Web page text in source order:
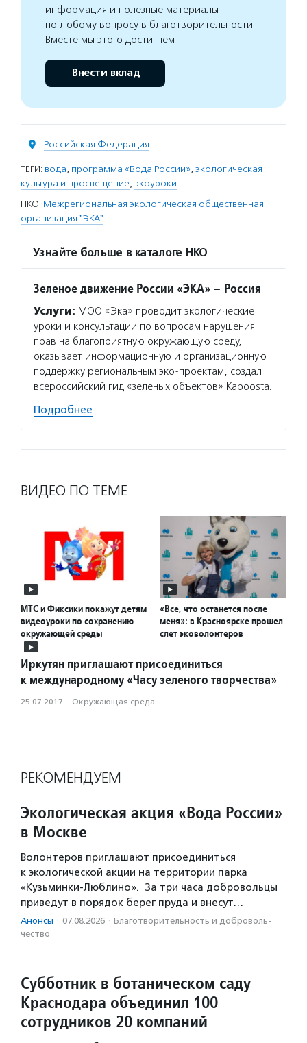
информация и полезные материалы
по любому вопросу в благотворительности.
Вместе мы этого достигнем
Внести вклад
Российская Федерация
ТЕГИ: вода, программа «Вода России», экологическая
культура и просвещение, экоуроки
НКО: Межрегиональная экологическая общественная
организация "ЭКА"
Узнайте больше в каталоге НКО
Зеленое движение России «ЭКА» – Россия
Услуги: МОО «Эка» проводит экологические
уроки и консультации по вопросам нарушения
прав на благоприятную окружающую среду,
оказывает информационную и организационную
поддержку региональным эко-проектам, создал
всероссийский гид «зеленых объектов» Kapoosta.
Подробнее
ВИДЕО ПО ТЕМЕ
МТС и Фиксики покажут детям
видеоуроки по сохранению
окружающей среды
«Все, что останется после
меня»: в Красноярске прошел
слет эковолонтеров
Иркутян приглашают присоединиться
к международному «Часу зеленого творчества»
25.07.2017 · Окружающая среда
РЕКОМЕНДУЕМ
Экологическая акция «Вода России»
в Москве
Волонтеров приглашают присоединиться
к экологической акции на территории парка
«Кузьминки-Люблино». За три часа добровольцы
приведут в порядок берег пруда и внесут…
Анонсы · 07.08.2026 · Благотвори­тель­ность и доброволь­
чест­во
Субботник в ботаническом саду
Краснодара объединил 100
сотрудников 20 компаний